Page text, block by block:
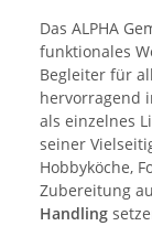
Das ALPHA
funktionales
Begleiter für
hervorragend
als einzelnes
seiner
Hobbyköche,
Zubereitung
Handling